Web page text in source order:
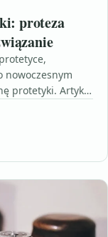
proteza
nowoczesnym
protetyki. Artykuł